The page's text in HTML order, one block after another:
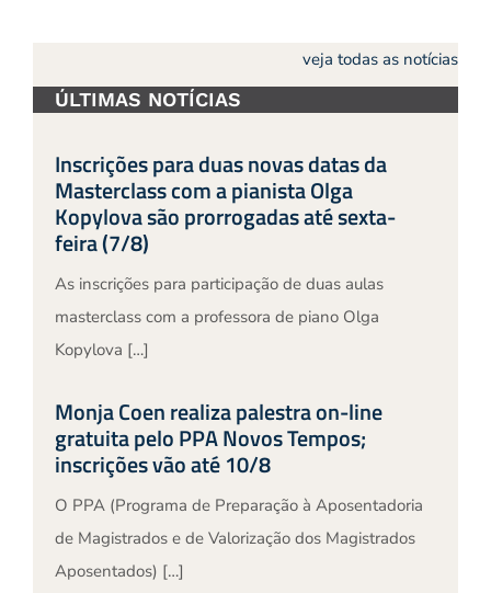
veja todas as notícias
ÚLTIMAS NOTÍCIAS
Inscrições para duas novas datas da
Masterclass com a pianista Olga
Kopylova são prorrogadas até sexta-
feira (7/8)
As inscrições para participação de duas aulas
masterclass com a professora de piano Olga
Kopylova […]
Monja Coen realiza palestra on-line
gratuita pelo PPA Novos Tempos;
inscrições vão até 10/8
O PPA (Programa de Preparação à Aposentadoria
de Magistrados e de Valorização dos Magistrados
Aposentados) […]